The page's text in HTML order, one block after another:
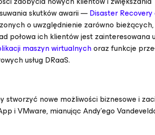
skutków awarii —Disaster Recovery
o uwzględnienie zarówno
połowa ich klientów jest zainteresowana
maszyn wirtualnychoraz funkcje
usług DRaaS.
stworzyć nowe możliwości biznesowe i
i VMware, mianując Andy’ego